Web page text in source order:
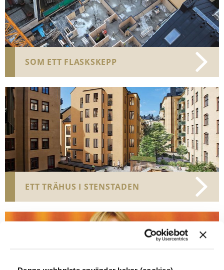
SOM ETT FLASKSKEPP
ETT TRÄHUS I STENSTADEN